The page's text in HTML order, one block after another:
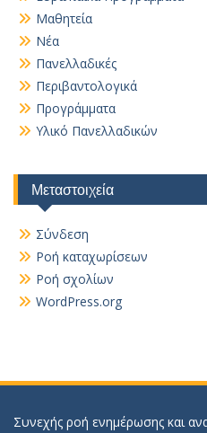
Μαθητεία
Νέα
Πανελλαδικές
Περιβαντολογικά
Προγράμματα
Υλικό Πανελλαδικών
Μεταστοιχεία
Σύνδεση
Ροή καταχωρίσεων
Ροή σχολίων
WordPress.org
Συνεχής ροή ενημέρωσης και